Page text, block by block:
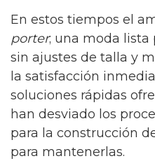
En estos tiempos el
porter; una moda lista
sin ajustes de talla y
la satisfacción
soluciones rápidas
han desviado los
para la construcción
para mantenerlas.